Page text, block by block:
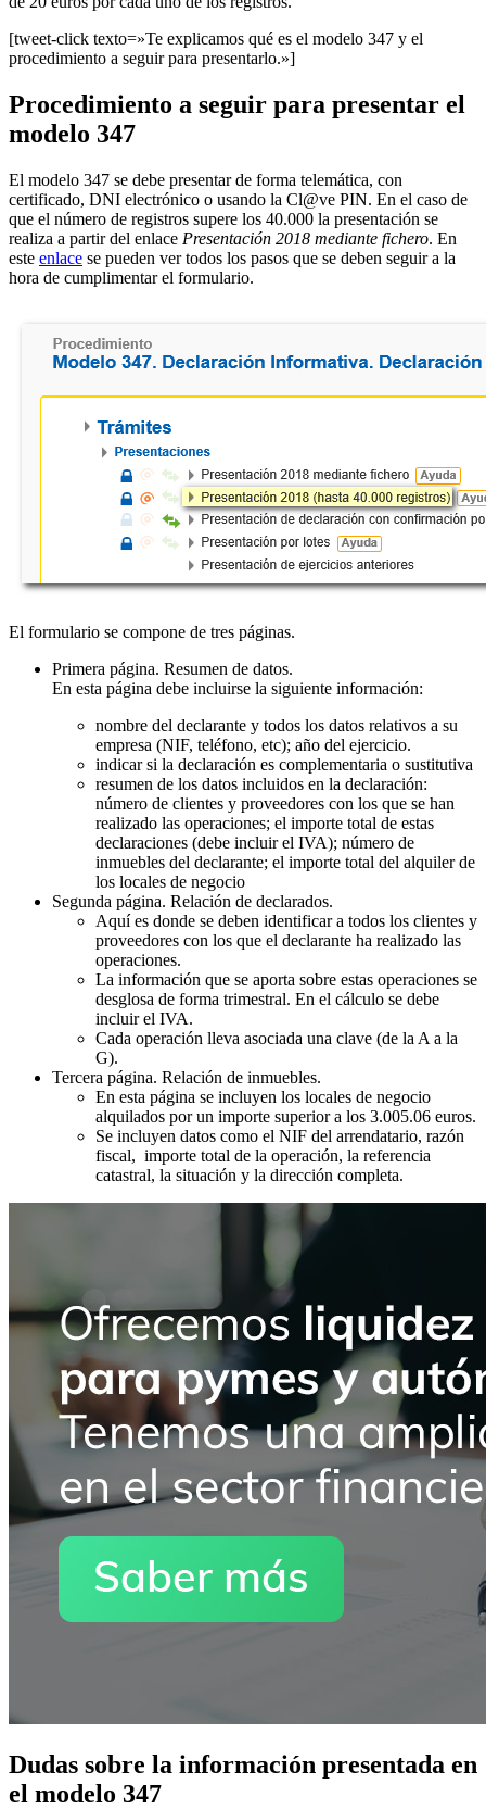
[tweet-click texto=»Te explicamos qué es el modelo 347 y el
procedimiento a seguir para presentarlo.»]
Procedimiento a seguir para presentar el
modelo 347
El modelo 347 se debe presentar de forma telemática, con
certificado, DNI electrónico o usando la Cl@ve PIN. En el caso de
que el número de registros supere los 40.000 la presentación se
realiza a partir del enlace Presentación 2018 mediante fichero. En
este enlace se pueden ver todos los pasos que se deben seguir a la
hora de cumplimentar el formulario.
El formulario se compone de tres páginas.
Primera página. Resumen de datos.
En esta página debe incluirse la siguiente información:
nombre del declarante y todos los datos relativos a su
empresa (NIF, teléfono, etc); año del ejercicio.
indicar si la declaración es complementaria o sustitutiva
resumen de los datos incluidos en la declaración:
número de clientes y proveedores con los que se han
realizado las operaciones; el importe total de estas
declaraciones (debe incluir el IVA); número de
inmuebles del declarante; el importe total del alquiler de
los locales de negocio
Segunda página. Relación de declarados.
Aquí es donde se deben identificar a todos los clientes y
proveedores con los que el declarante ha realizado las
operaciones.
La información que se aporta sobre estas operaciones se
desglosa de forma trimestral. En el cálculo se debe
incluir el IVA.
Cada operación lleva asociada una clave (de la A a la
G).
Tercera página. Relación de inmuebles.
En esta página se incluyen los locales de negocio
alquilados por un importe superior a los 3.005.06 euros.
Se incluyen datos como el NIF del arrendatario, razón
fiscal, importe total de la operación, la referencia
catastral, la situación y la dirección completa.
Dudas sobre la información presentada en
el modelo 347